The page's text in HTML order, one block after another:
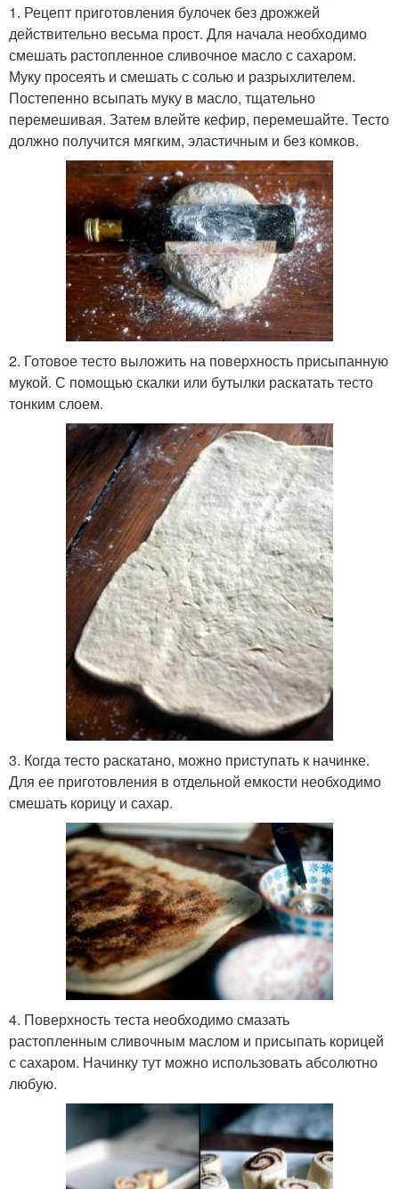
1. Рецепт приготовления булочек без дрожжей
действительно весьма прост. Для начала необходимо
смешать растопленное сливочное масло с сахаром.
Муку просеять и смешать с солью и разрыхлителем.
Постепенно всыпать муку в масло, тщательно
перемешивая. Затем влейте кефир, перемешайте. Тесто
должно получится мягким, эластичным и без комков.
2. Готовое тесто выложить на поверхность присыпанную
мукой. С помощью скалки или бутылки раскатать тесто
тонким слоем.
3. Когда тесто раскатано, можно приступать к начинке.
Для ее приготовления в отдельной емкости необходимо
смешать корицу и сахар.
4. Поверхность теста необходимо смазать
растопленным сливочным маслом и присыпать корицей
с сахаром. Начинку тут можно использовать абсолютно
любую.